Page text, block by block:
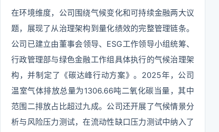
在环境维度，公司围绕气候变化和可持续金融两大议
题，展现了从治理架构到量化绩效的完整管理链条。
公司已建立由董事会领导、ESG工作领导小组统筹、
行政管理部与绿色金融工作组具体执行的气候治理架
构，并制定了《碳达峰行动方案》。2025年，公司
温室气体排放总量为1306.66吨二氧化碳当量，其中
范围二排放占比超过九成。公司还开展了气候情景分
析与风险压力测试，在流动性缺口压力测试中纳入了